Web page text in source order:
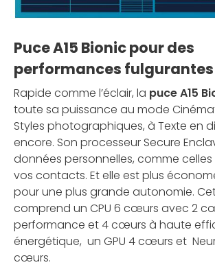
Puce A15 Bionic pour des
performances fulgurantes
Rapide comme l’éclair, la puce A15
toute sa puissance au mode
Styles photographiques, à Texte en
encore. Son processeur Secure
données personnelles, comme celles
vos contacts. Et elle est plus
pour une plus grande autonomie.
comprend un CPU 6 cœurs avec 2
performance et 4 cœurs à haute
énergétique, un GPU 4 cœurs et
cœurs.